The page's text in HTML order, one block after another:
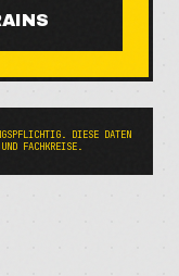
DIESE DATEN
FACHKREISE.